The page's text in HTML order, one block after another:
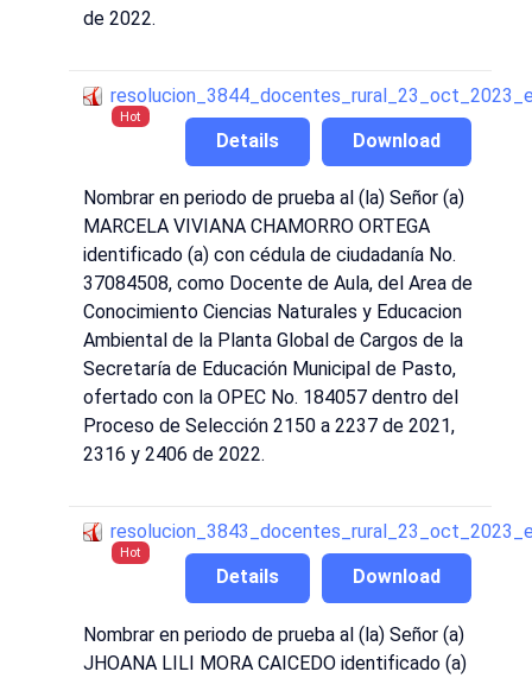
de 2022.
Hot
Download
Details
Nombrar en periodo de prueba al (la) Señor (a)
MARCELA VIVIANA CHAMORRO ORTEGA
identificado (a) con cédula de ciudadanía No.
37084508, como Docente de Aula, del Area de
Conocimiento Ciencias Naturales y Educacion
Ambiental de la Planta Global de Cargos de la
Secretaría de Educación Municipal de Pasto,
ofertado con la OPEC No. 184057 dentro del
Proceso de Selección 2150 a 2237 de 2021,
2316 y 2406 de 2022.
Hot
Download
Details
Nombrar en periodo de prueba al (la) Señor (a)
JHOANA LILI MORA CAICEDO identificado (a)